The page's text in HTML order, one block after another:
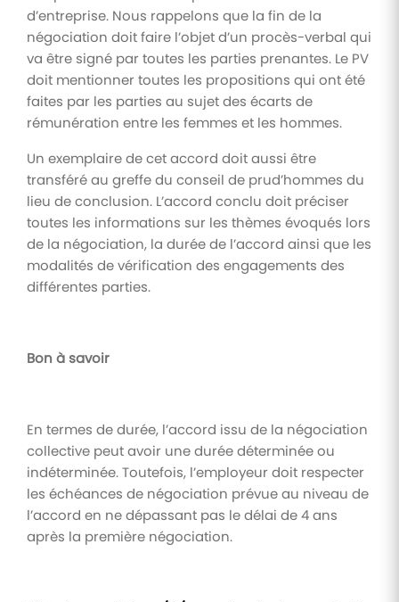
d’entreprise. Nous rappelons que la fin de la
négociation doit faire l’objet d’un procès-verbal qui
va être signé par toutes les parties prenantes. Le PV
doit mentionner toutes les propositions qui ont été
faites par les parties au sujet des écarts de
rémunération entre les femmes et les hommes.
Un exemplaire de cet accord doit aussi être
transféré au greffe du conseil de prud’hommes du
lieu de conclusion. L’accord conclu doit préciser
toutes les informations sur les thèmes évoqués lors
de la négociation, la durée de l’accord ainsi que les
modalités de vérification des engagements des
différentes parties.
Bon à savoir
En termes de durée, l’accord issu de la négociation
collective peut avoir une durée déterminée ou
indéterminée. Toutefois, l’employeur doit respecter
les échéances de négociation prévue au niveau de
l’accord en ne dépassant pas le délai de 4 ans
après la première négociation.